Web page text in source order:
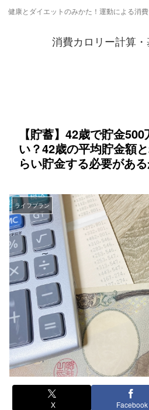
健康とダイエットのみかた！運動による消
消費カロリー計算
【貯蓄】42歳で貯金
い？42歳の平均貯金額
らい貯金する必要があ
ライフプラン
X Facebook